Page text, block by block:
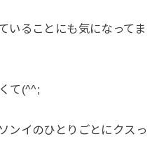
いることにも気になってま
て(^^;
ンイのひとりごとにクスっ